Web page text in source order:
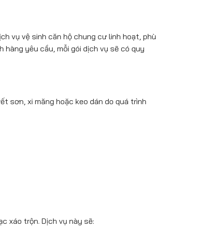
vụ vệ sinh căn hộ chung cư linh hoạt, phù
yêu cầu, mỗi gói dịch vụ sẽ có quy
sơn, xi măng hoặc keo dán do quá trình
xáo trộn. Dịch vụ này sẽ: